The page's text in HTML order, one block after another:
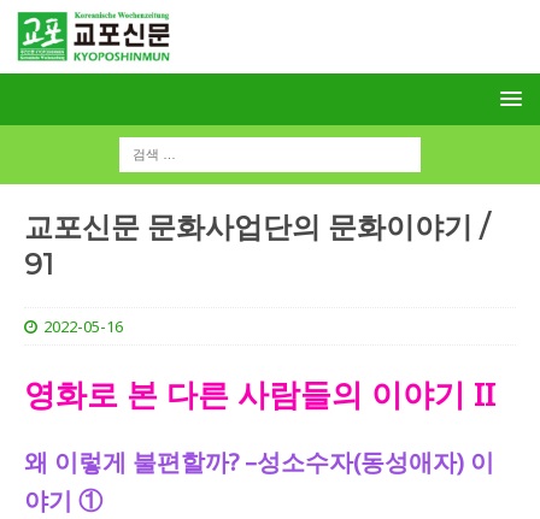
교포신문 문화사업단의 문화이야기 /
91
2022-05-16
영화로 본 다른 사람들의 이야기 II
왜 이렇게 불편할까? –성소수자(동성애자) 이
야기 ①